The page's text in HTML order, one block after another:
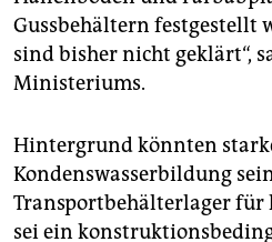
Gussbehältern festgestellt
sind bisher nicht geklärt“,
Ministeriums.
Hintergrund könnten
Kondenswasserbildung
Transportbehälterlager für
sei ein